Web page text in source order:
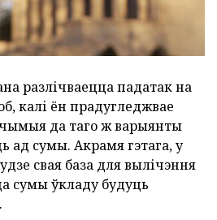
разлічваецца падатак на
калі ён прадугледжвае
да таго ж варыянты
ад сумы. Акрамя гэтага, у
свая база для вылічэння
сумы ўкладу будуць